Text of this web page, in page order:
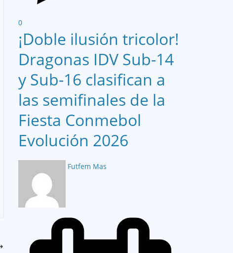
0
¡Doble ilusión tricolor!
Dragonas IDV Sub-14
y Sub-16 clasifican a
las semifinales de la
Fiesta Conmebol
Evolución 2026
Futfem Mas